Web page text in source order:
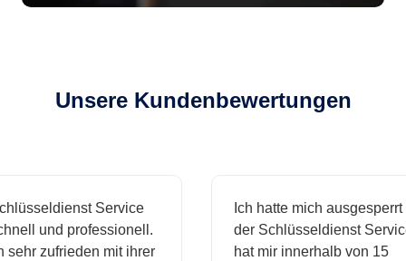
Unsere Kundenbewertungen
Service
und professionell.
zufrieden mit ihrer
Ich hatte mich ausgesperrt und
der Schlüsseldienst Service
hat mir innerhalb von 15